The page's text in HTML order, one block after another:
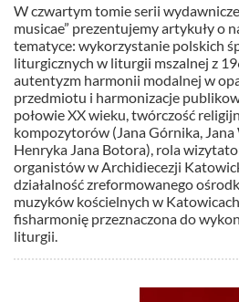
W czwartym tomie serii
musicae” prezentujemy artykuły o
tematyce: wykorzystanie polskich
liturgicznych w liturgii mszalnej z
autentyzm harmonii modalnej w
przedmiotu i harmonizacje
połowie XX wieku, twórczość
kompozytorów (Jana Górnika, Jana
Henryka Jana Botora), rola
organistów w Archidiecezji
działalność zreformowanego
muzyków kościelnych w
fisharmonię przeznaczona do
liturgii.